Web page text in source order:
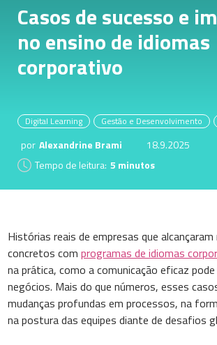
Casos de sucesso e
no ensino de idiomas
corporativo
Digital Learning Gestão e Desenvolvimento
por Alexandrine Brami
18.9.2025
Tempo de leitura: 5 minutos
Histórias reais de empresas que
concretos comprogramas de idiomas
na prática, como a comunicação eficaz
negócios. Mais do que números, esses
mudanças profundas em processos, na
na postura das equipes diante de desafios